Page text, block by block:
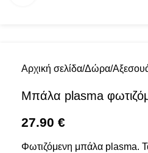
Αρχική σελίδα Δώρα
Μπάλα plasma
27.90 €
Φωτιζόμενη μπάλα plasma.